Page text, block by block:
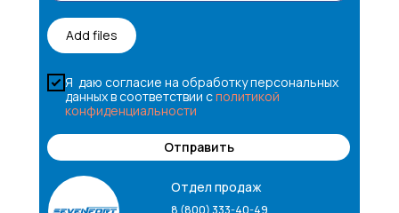
Отдел продаж
8 (800) 333-40-49
Add files
Я даю согласие на обработку персональных
данных в соответствии сполитикой
конфиденциальности
Отправить